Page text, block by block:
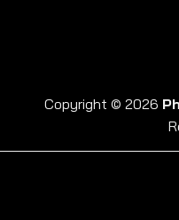
Copyright © 2026